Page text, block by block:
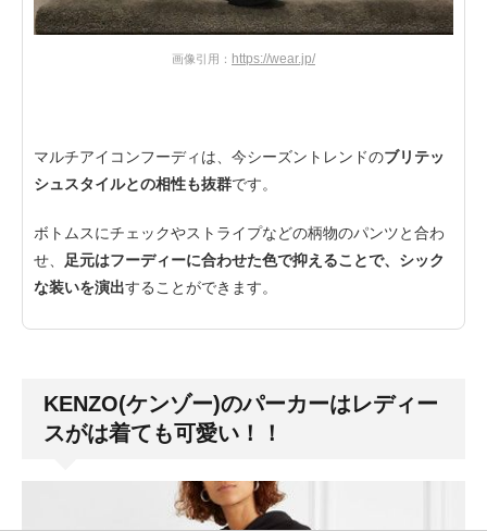
画像引用： https://wear.jp/
マルチアイコンフーディは、今シーズントレンドのブリテッ
シュスタイルとの相性も抜群です。
ボトムスにチェックやストライプなどの柄物のパンツと合わ
せ、 足元はフーディーに合わせた色で抑えることで、シック
な装いを演出することができます。
KENZO(ケンゾー)のパーカーはレディー
スがは着ても可愛い！！